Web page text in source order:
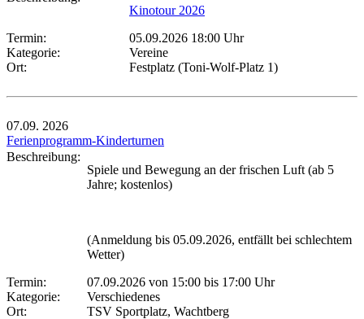
Kinotour 2026
Termin:
05.09.2026 18:00 Uhr
Kategorie:
Vereine
Ort:
Festplatz (Toni-Wolf-Platz 1)
07.09. 2026
Ferienprogramm-Kinderturnen
Beschreibung:
Spiele und Bewegung an der frischen Luft (ab 5
Jahre; kostenlos)
(Anmeldung bis 05.09.2026, entfällt bei schlechtem
Wetter)
Termin:
07.09.2026 von 15:00 bis 17:00 Uhr
Kategorie:
Verschiedenes
Ort:
TSV Sportplatz, Wachtberg